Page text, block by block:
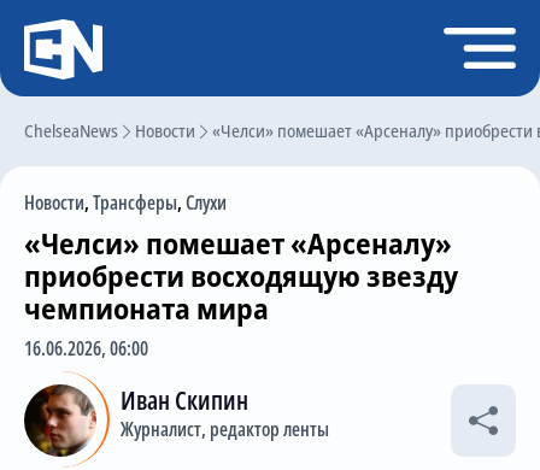
ChelseaNews Новости «Челси» помешает «Арсеналу»
Новости,Трансферы,Слухи
«Челси» помешает «Арсеналу»
приобрести восходящую звезду
чемпионата мира
16.06.2026, 06:00
Иван Скипин
Журналист, редактор ленты
Регистрация
Главная
Чат
Трансферы
Слухи
История Челси
Статистика
Календарь игр